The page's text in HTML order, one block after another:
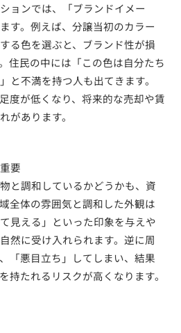
ョンでは、「ブランドイメー
す。例えば、分譲当初のカラー
る色を選ぶと、ブランド性が損
住民の中には「この色は自分たち
と不満を持つ人も出てきます。
度が低くなり、将来的な売却や賃
があります。
要
と調和しているかどうかも、資
全体の雰囲気と調和した外観は
見える」といった印象を与えや
然に受け入れられます。逆に周
「悪目立ち」してしまい、結果
持たれるリスクが高くなります。